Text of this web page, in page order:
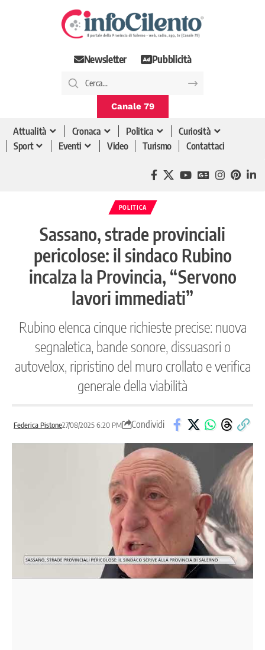
Newsletter Pubblicità
Canale 79
Attualità Cronaca Politica
Curiosità
Sport
Eventi Video Turismo Contattaci
POLITICA
Sassano, strade provinciali
pericolose: il sindaco Rubino
incalza la Provincia, “Servono
lavori immediati”
Rubino elenca cinque richieste precise: nuova
segnaletica, bande sonore, dissuasori o
autovelox, ripristino del muro crollato e verifica
generale della viabilità
Federica Pistone27/08/2025 6:20 PM Condividi